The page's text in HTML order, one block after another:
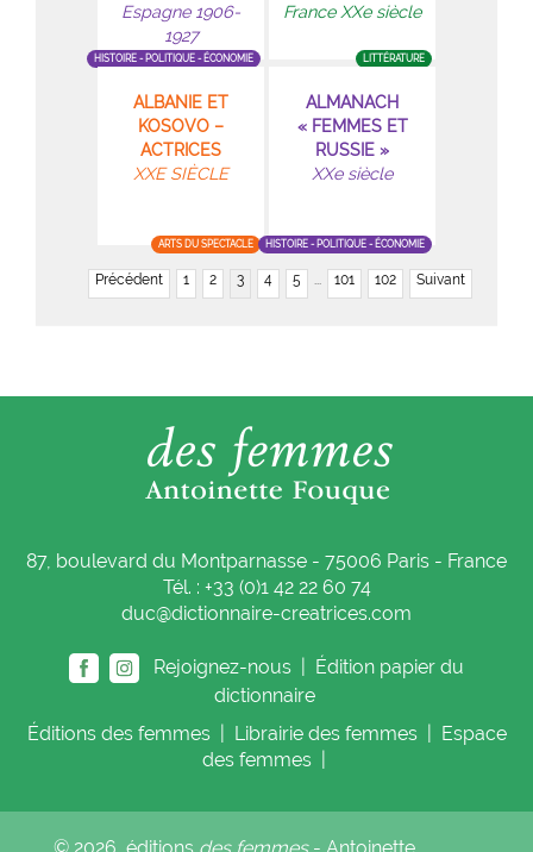
Espagne 1906-
1927
HISTOIRE - POLITIQUE - ÉCONOMIE
France XXe siècle
LITTÉRATURE
ALBANIE ET
KOSOVO –
ACTRICES
XXE SIÈCLE
ARTS DU SPECTACLE
ALMANACH
« FEMMES ET
RUSSIE »
XXe siècle
HISTOIRE - POLITIQUE - ÉCONOMIE
Précédent 1 2 3 4 5 ... 101 102 Suivant
87, boulevard du Montparnasse - 75006 Paris - France
Tél. : +33 (0)1 42 22 60 74
duc@dictionnaire-creatrices.com
Rejoignez-nous |
Édition papier du
dictionnaire
Éditions des femmes Librairie des femmes
Espace
des femmes